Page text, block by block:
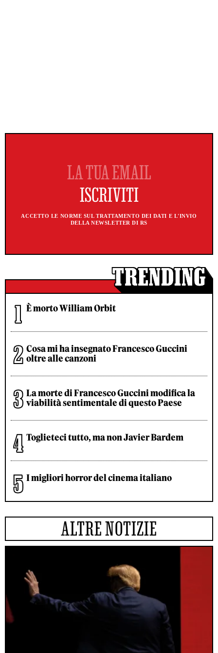
ACCETTO LE NORME SUL TRATTAMENTO DEI DATI E L'INVIO
DELLA NEWSLETTER DI RS
È morto William Orbit
Cosa mi ha insegnato Francesco Guccini
oltre alle canzoni
La morte di Francesco Guccini modifica la
viabilità sentimentale di questo Paese
Toglieteci tutto, ma non Javier Bardem
I migliori horror del cinema italiano
ALTRE NOTIZIE